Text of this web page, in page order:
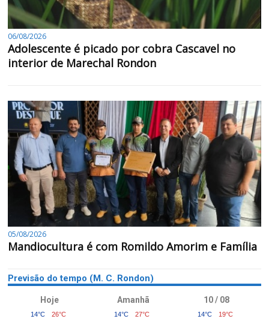
06/08/2026
Adolescente é picado por cobra Cascavel no
interior de Marechal Rondon
05/08/2026
Mandiocultura é com Romildo Amorim e Família
Previsão do tempo (M. C. Rondon)
Hoje
14°C 26°C
Amanhã
14°C 27°C
10 / 08
14°C 19°C